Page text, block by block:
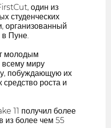
один из
студенческих
организованный
в Пуне.
молодым
всему миру
побуждающую их
средство роста и
11 получил более
из более чем 55